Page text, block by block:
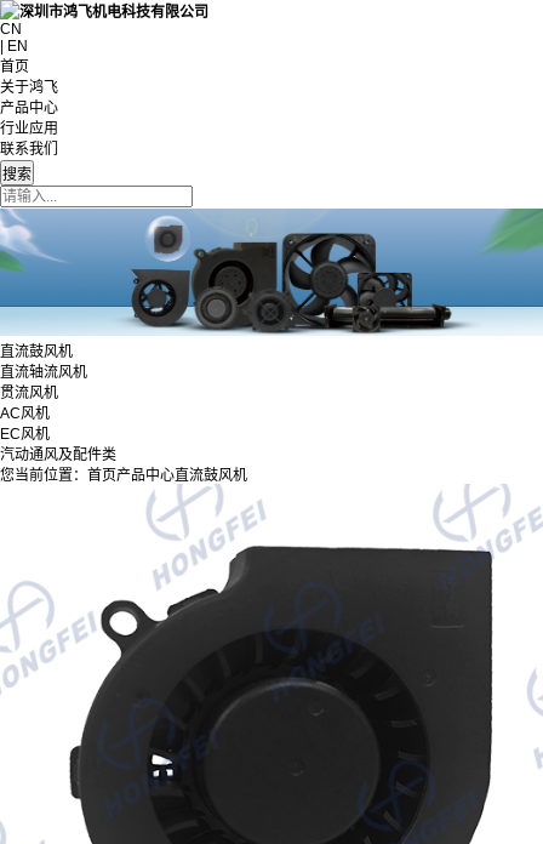
CN
| EN
首页
关于鸿飞
产品中心
行业应用
联系我们
直流鼓风机
直流轴流风机
贯流风机
AC风机
EC风机
汽动通风及配件类
您当前位置： 首页产品中心直流鼓风机